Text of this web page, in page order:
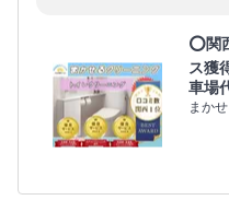
⭕関
ス獲
車場
まか